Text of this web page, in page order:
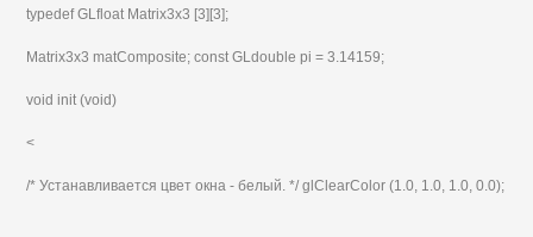
typedef GLfloat Matrix3x3 [3][3];
Matrix3x3 matComposite; const GLdouble pi = 3.14159;
void init (void)
<
/* Устанавливается цвет окна - белый. */ glClearColor (1.0, 1.0, 1.0, 0.0);